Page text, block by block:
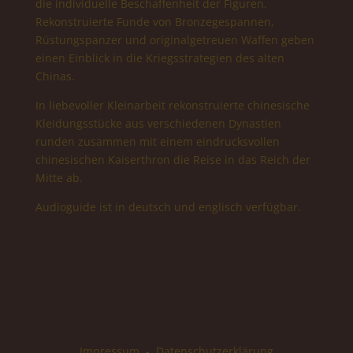
die individuelle Beschaffenheit der Figuren.
Rekonstruierte Funde von Bronzegespannen,
Rüstungspanzer und originalgetreuen Waffen geben
einen Einblick in die Kriegsstrategien des alten
Chinas.
In liebevoller Kleinarbeit rekonstruierte chinesische
Kleidungsstücke aus verschiedenen Dynastien
runden zusammen mit einem eindrucksvollen
chinesischen Kaiserthron die Reise in das Reich der
Mitte ab.
Audioguide ist in deutsch und englisch verfügbar.